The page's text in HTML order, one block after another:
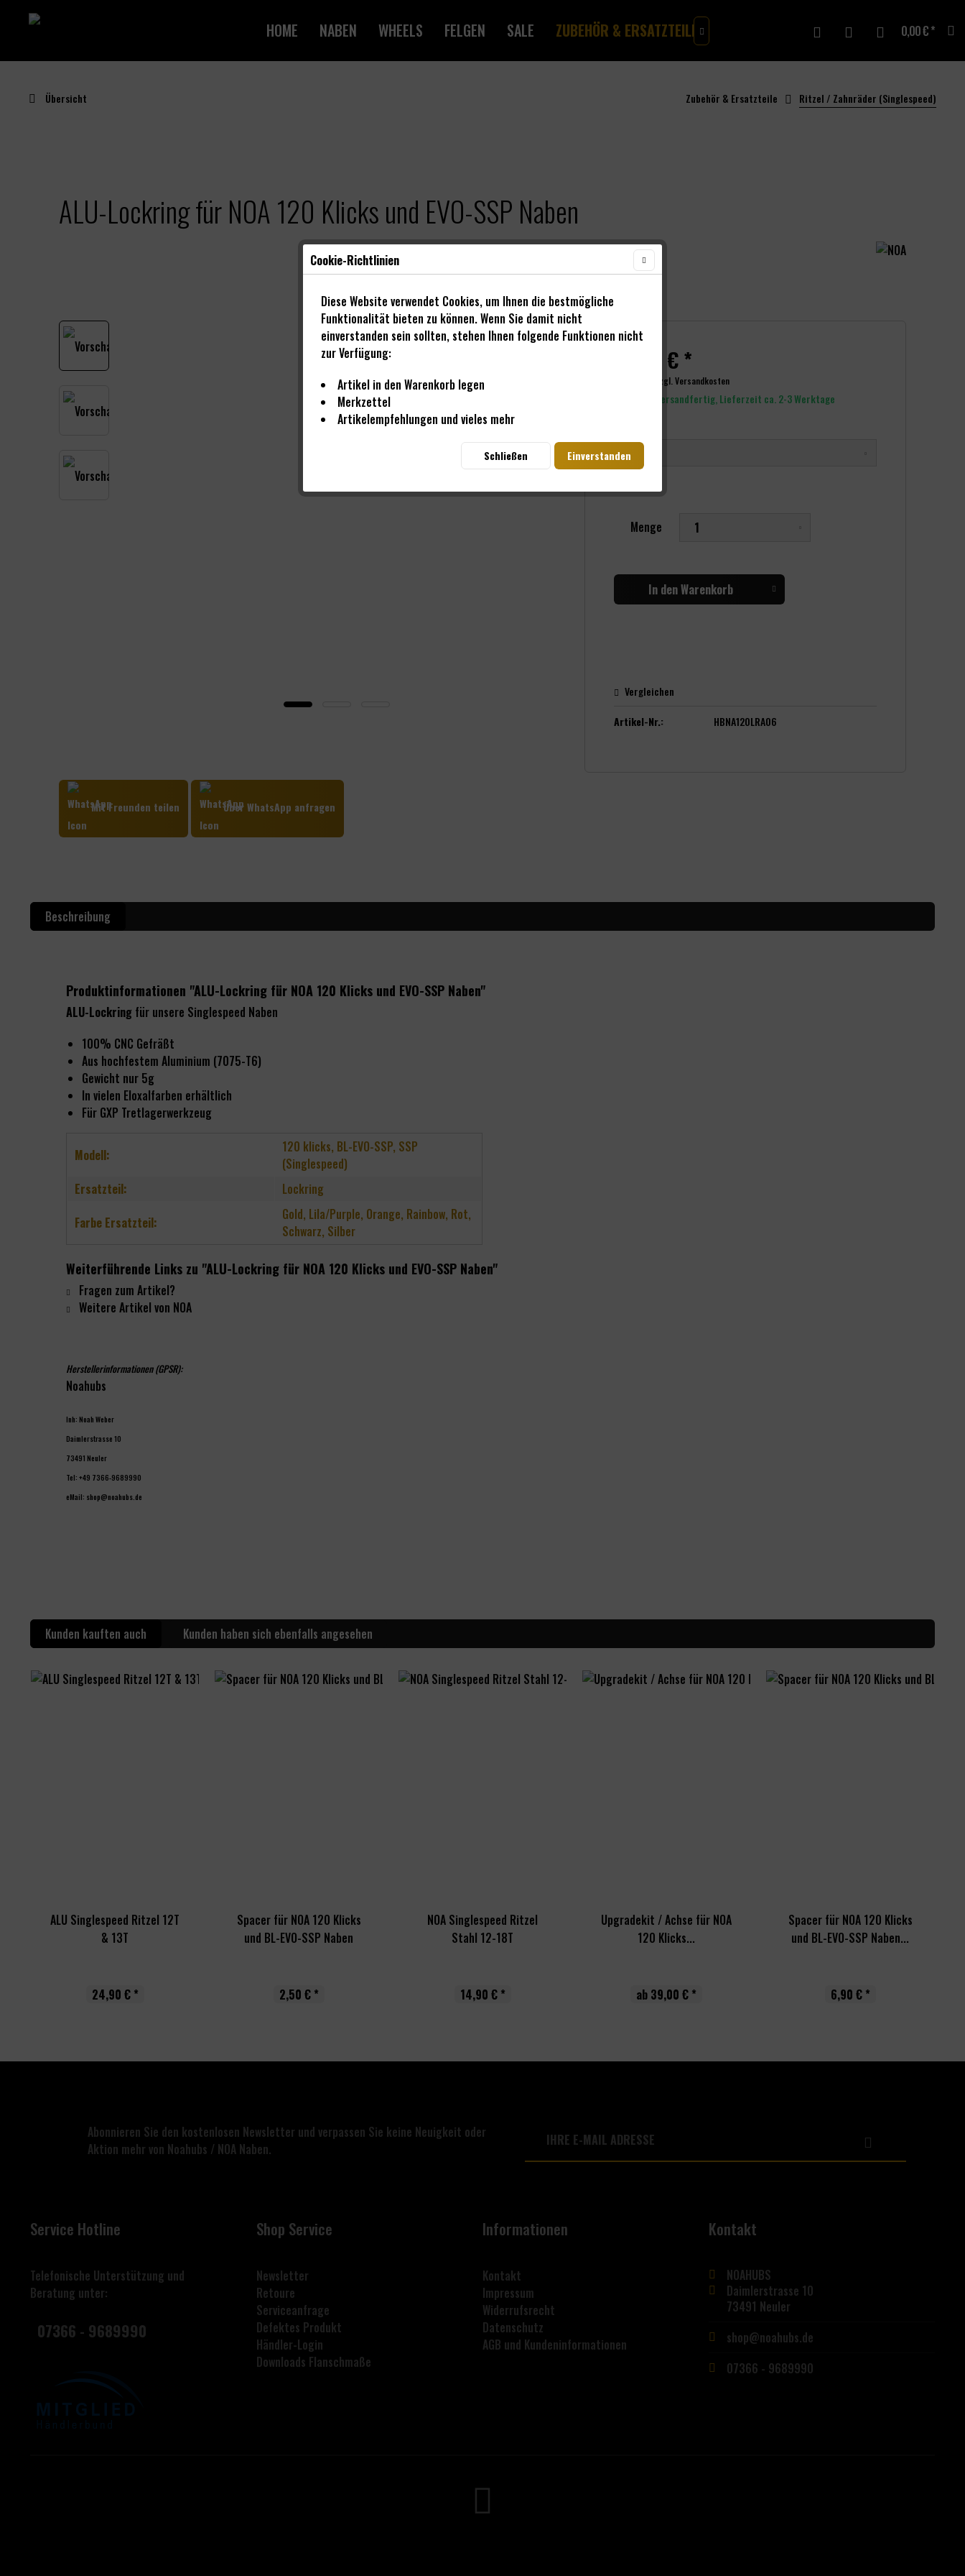
HOME NABEN WHEELS FELGEN SALE ZUBEHÖR & ERSATZTEILE GUTSCHEINE
 0,00 € *
Übersicht Zubehör & Ersatzteile Ritzel / Zahnräder (Singlespeed)
ALU-Lockring für NOA 120 Klicks und EVO-SSP Naben
24,90 € *
zzgl. Versandkosten
Sofort versandfertig, Lieferzeit ca. 2-3 Werktage
Menge
In denWarenkorb
Vergleichen
Artikel-Nr.:
HBNA120LRA06
Mit Freunden teilen Über WhatsApp anfragen
Beschreibung
Produktinformationen "ALU-Lockring für NOA 120 Klicks und EVO-SSP Naben"
ALU-Lockring für unsere Singlespeed Naben
100% CNC Gefräßt
Aus hochfestem Aluminium (7075-T6)
Gewicht nur 5g
In vielen Eloxalfarben erhältlich
Für GXP Tretlagerwerkzeug
Modell:
120 klicks, BL-EVO-SSP, SSP
(Singlespeed)
Ersatzteil:
Lockring
Farbe Ersatzteil:
Gold, Lila/Purple, Orange, Rainbow, Rot,
Schwarz, Silber
Weiterführende Links zu "ALU-Lockring für NOA 120 Klicks und EVO-SSP Naben"
Fragen zum Artikel?
Weitere Artikel von NOA
Herstellerinformationen (GPSR):
Noahubs
Inh: Noah Weber
Daimlerstrasse 10
73491 Neuler
Tel: +49 7366-9689990
eMail: shop@noahubs.de
Kunden kauften auch Kunden haben sich ebenfalls angesehen
ALU Singlespeed Ritzel 12T
& 13T
24,90 € *
Spacer für NOA 120 Klicks
und BL-EVO-SSP Naben
2,50 € *
NOA Singlespeed Ritzel
Stahl 12-18T
14,90 € *
Upgradekit / Achse für NOA
120 Klicks...
ab 39,00 € *
Spacer für NOA 120 Klicks
und BL-EVO-SSP Naben...
6,90 € *
Abonnieren Sie den kostenlosen Newsletter und verpassen Sie keine Neuigkeit oder
Aktion mehr von Noahubs / NOA Naben.
Service Hotline
Telefonische Unterstützung und
Beratung unter:
07366 - 9689990
Shop Service
Newsletter
Retoure
Serviceanfrage
Defektes Produkt
Händler-Login
Downloads Flanschmaße
Informationen
Kontakt
Impressum
Widerrufsrecht
Datenschutz
AGB und Kundeninformationen
Kontakt
NOAHUBS
Daimlerstrasse 10
73491 Neuler
shop@noahubs.de
07366 - 9689990
Cookie-Richtlinien
Diese Website verwendet Cookies, um Ihnen die bestmögliche
Funktionalität bieten zu können. Wenn Sie damit nicht
einverstanden sein sollten, stehen Ihnen folgende Funktionen nicht
zur Verfügung:
Artikel in den Warenkorb legen
Merkzettel
Artikelempfehlungen und vieles mehr
Einverstanden
Schließen